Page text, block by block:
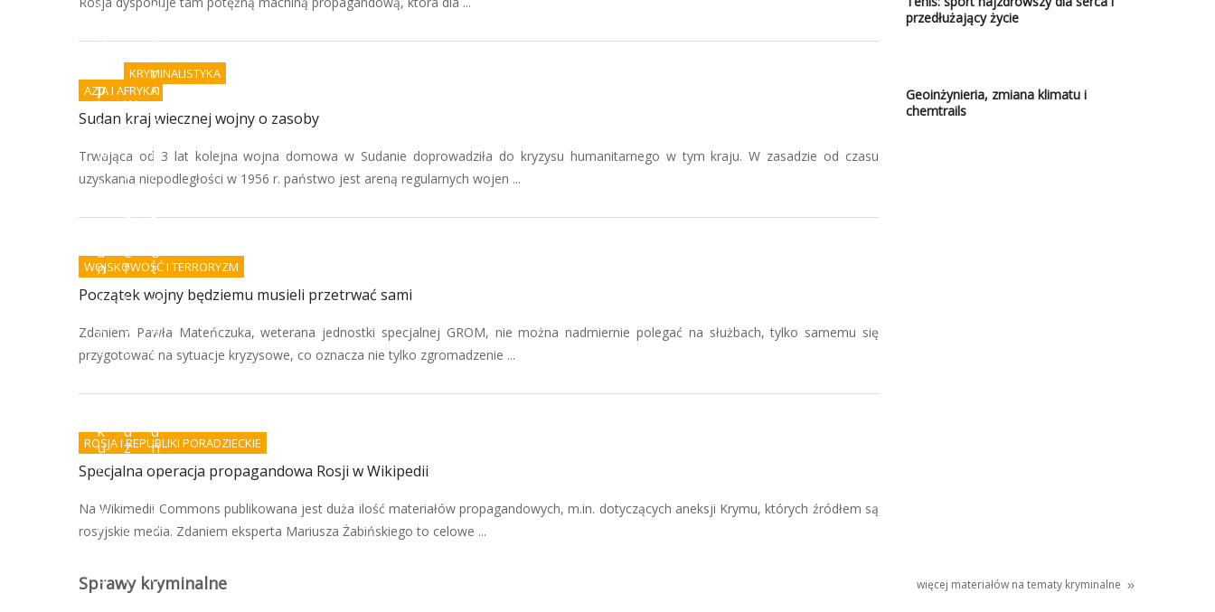
AZJA I AFRYKA
Sudan kraj wiecznej wojny o zasoby
Trwająca od 3 lat kolejna wojna domowa w Sudanie doprowadziła do kryzysu humanitarnego w tym kraju. W zasadzie od czasu
uzyskania niepodległości w 1956 r. państwo jest areną regularnych wojen ...
WOJSKOWOŚĆ I TERRORYZM
Początek wojny będziemu musieli przetrwać sami
Zdaniem Pawła Mateńczuka, weterana jednostki specjalnej GROM, nie można nadmiernie polegać na służbach, tylko samemu się
przygotować na sytuacje kryzysowe, co oznacza nie tylko zgromadzenie ...
ROSJA I REPUBLIKI PORADZIECKIE
Specjalna operacja propagandowa Rosji w Wikipedii
Na Wikimedii Commons publikowana jest duża ilość materiałów propagandowych, m.in. dotyczących aneksji Krymu, których źródłem są
rosyjskie media. Zdaniem eksperta Mariusza Żabińskiego to celowe ...
przedłużający życie
Geoinżynieria, zmiana klimatu i
chemtrails
Sprawy kryminalne więcej materiałów na tematy kryminalne
i
p
p
i
s
w
A
-
o
n
e
p
o
r
ą
k
u
p
r
w
n
e
o
?
KRYMINALISTYKA
W
y
r
w
n
e
f
ł
z
e
r
t
d
z
i
e
s
z
k
i
w
k
r
n
e
n
e
e
o
t
w
n
a
z
r
d
n
i
e
o
b
ó
w